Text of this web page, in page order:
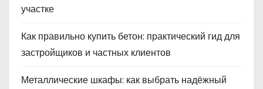
участке
Как правильно купить бетон: практический гид для
застройщиков и частных клиентов
Металлические шкафы: как выбрать надёжный